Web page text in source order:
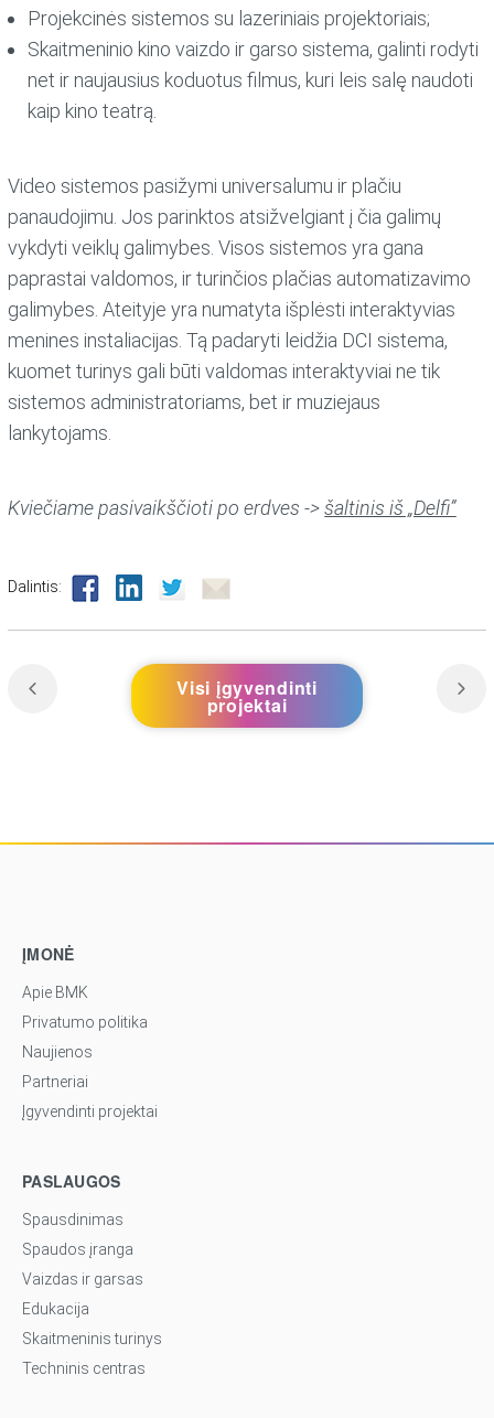
Projekcinės sistemos su lazeriniais projektoriais;
Skaitmeninio kino vaizdo ir garso sistema, galinti rodyti
net ir naujausius koduotus filmus, kuri leis salę naudoti
kaip kino teatrą.
Video sistemos pasižymi universalumu ir plačiu
panaudojimu. Jos parinktos atsižvelgiant į čia galimų
vykdyti veiklų galimybes. Visos sistemos yra gana
paprastai valdomos, ir turinčios plačias automatizavimo
galimybes. Ateityje yra numatyta išplėsti interaktyvias
menines instaliacijas. Tą padaryti leidžia DCI sistema,
kuomet turinys gali būti valdomas interaktyviai ne tik
sistemos administratoriams, bet ir muziejaus
lankytojams.
Kviečiame pasivaikščioti po erdves ->šaltinis iš „Delfi”
Dalintis:
Visi įgyvendinti
projektai
ĮMONĖ
Apie BMK
Privatumo politika
Naujienos
Partneriai
Įgyvendinti projektai
PASLAUGOS
Spausdinimas
Spaudos įranga
Vaizdas ir garsas
Edukacija
Skaitmeninis turinys
Techninis centras